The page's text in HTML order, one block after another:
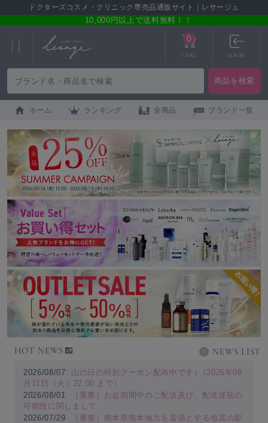
ドクターズコスメ・クリニック専売品通販サイト｜レサージュ
10,000円以上で送料無料！！
0
CART LOGIN
ホーム ランキング 全商品 ブランド一覧
HOT NEWS NEWS LIST
2026/08/07
山の日の特別クーポン配布中です♪（2026年08
月11日（火）22:00 まで）
2026/08/01
［重要］お盆期間中のご配送及び、配送遅延の
可能性に関しまして
2026/07/29
［重要］熊本県熊本地方を震源とする地震の影